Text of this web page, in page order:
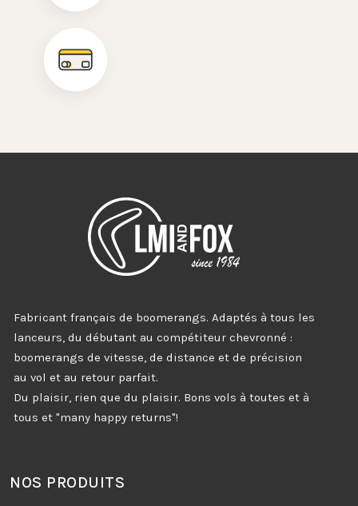
Fabricant français de boomerangs. Adaptés à tous les
lanceurs, du débutant au compétiteur chevronné :
boomerangs de vitesse, de distance et de précision
au vol et au retour parfait.
Du plaisir, rien que du plaisir. Bons vols à toutes et à
tous et "many happy returns"!
NOS PRODUITS